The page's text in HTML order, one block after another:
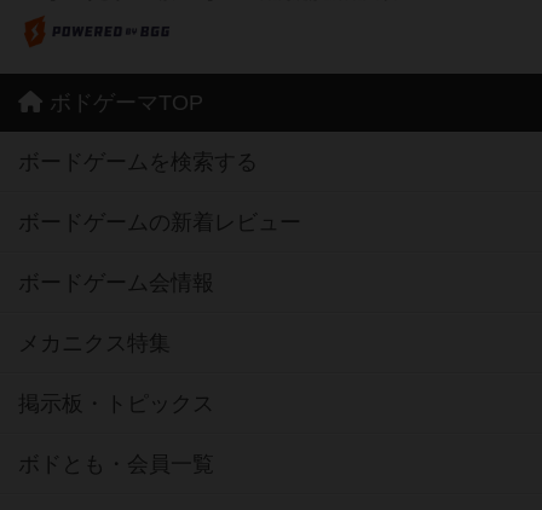
ボドゲーマTOP
ボードゲームを検索する
ボードゲームの新着レビュー
ボードゲーム会情報
メカニクス特集
掲示板・トピックス
ボドとも・会員一覧